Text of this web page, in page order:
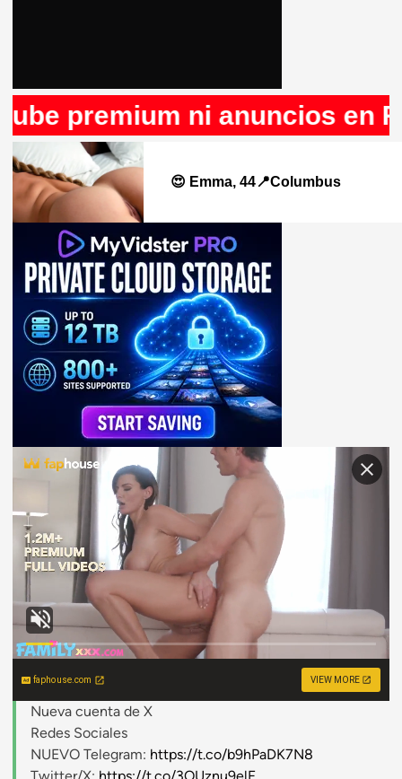
en Rule34, que nos
😍 Emma, 44📍Columbus
faphouse.com VIEW MORE
Nueva cuenta de X
Redes Sociales
NUEVO Telegram: https://t.co/b9hPaDK7N8